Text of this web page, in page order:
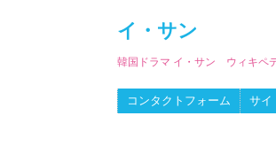
イ・サン
韓国ドラマ イ・サン ウィキペ
コンタクトフォーム サイ